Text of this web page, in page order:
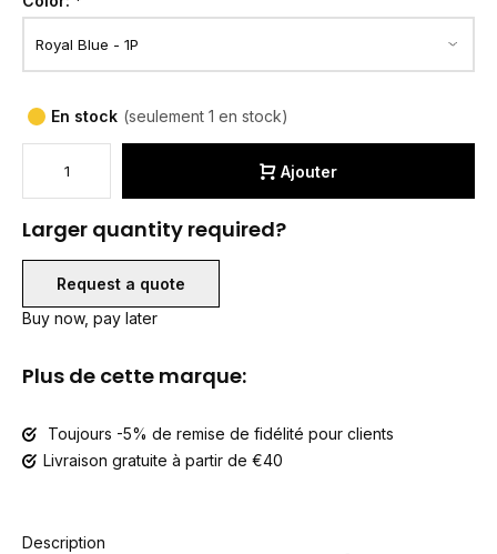
En stock (seulement 1 en stock)
Ajouter
Larger quantity required?
Request a quote
Buy now, pay later
Plus de cette marque:
Toujours -5% de remise de fidélité pour clients
Livraison gratuite à partir de €40
Description